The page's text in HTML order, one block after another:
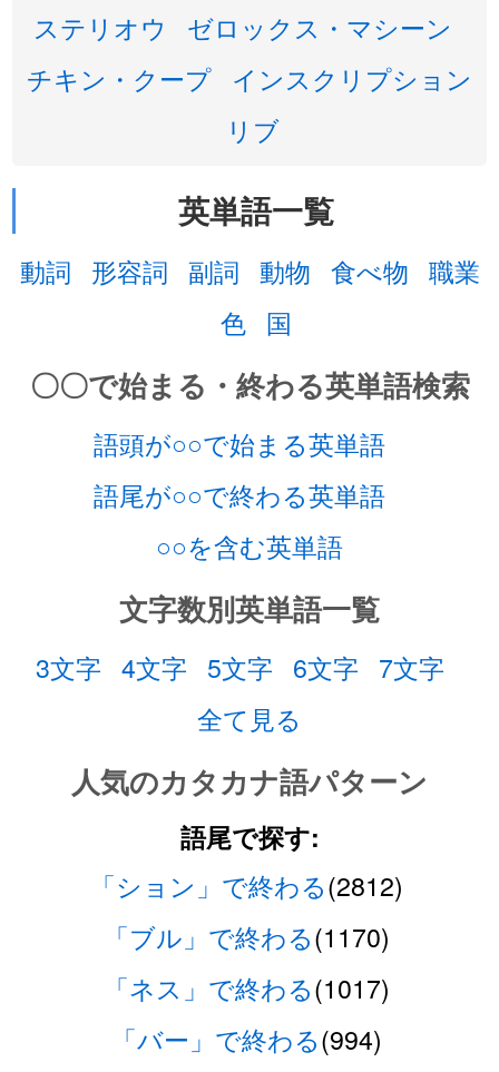
ステリオウ
ゼロックス・マシーン
チキン・クープ インスクリプション
リブ
英単語一覧
動詞 形容詞 副詞 動物 食べ物 職業
色 国
〇〇で始まる・終わる英単語検索
語頭が○○で始まる英単語
語尾が○○で終わる英単語
○○を含む英単語
文字数別英単語一覧
3文字 4文字 5文字 6文字 7文字
全て見る
人気のカタカナ語パターン
語尾で探す:
「ション」で終わる(2812)
「ブル」で終わる(1170)
「ネス」で終わる(1017)
「バー」で終わる(994)